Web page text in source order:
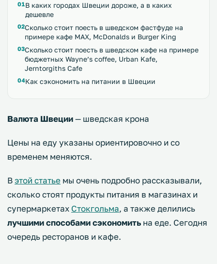
В каких городах Швеции дороже, а в каких
дешевле
Сколько стоит поесть в шведском фастфуде на
примере кафе MAX, McDonalds и Burger King
Сколько стоит поесть в шведском кафе на примере
бюджетных Wayne’s coffee, Urban Kafe,
Jerntorgiths Cafe
Как сэкономить на питании в Швеции
Валюта Швеции— шведская крона
Цены на еду указаны ориентировочно и со
временем меняются.
Вэтой статье мы очень подробно рассказывали,
сколько стоят продукты питания в магазинах и
супермаркетах Стокгольма, а также делились
лучшими способами сэкономить на еде. Сегодня
очередь ресторанов и кафе.